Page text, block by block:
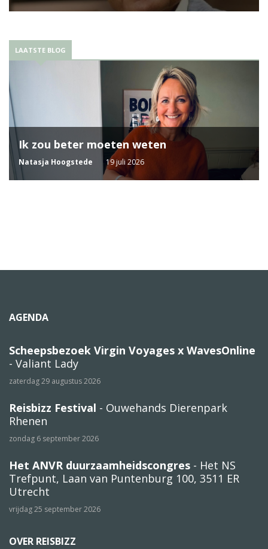
LAATSTE BLOG
Ik zou beter moeten weten
Natasja Hoogstede 19 juli 2026
AGENDA
Scheepsbezoek Virgin Voyages x WavesOnline
- Valiant Lady
zaterdag 29 augustus 2026
Reisbizz Festival - Ouwehands Dierenpark
Rhenen
zondag 6 september 2026
Het ANVR duurzaamheidscongres - Het NS
Trefpunt, Laan van Puntenburg 100, 3511 ER
Utrecht
vrijdag 25 september 2026
OVER REISBIZZ